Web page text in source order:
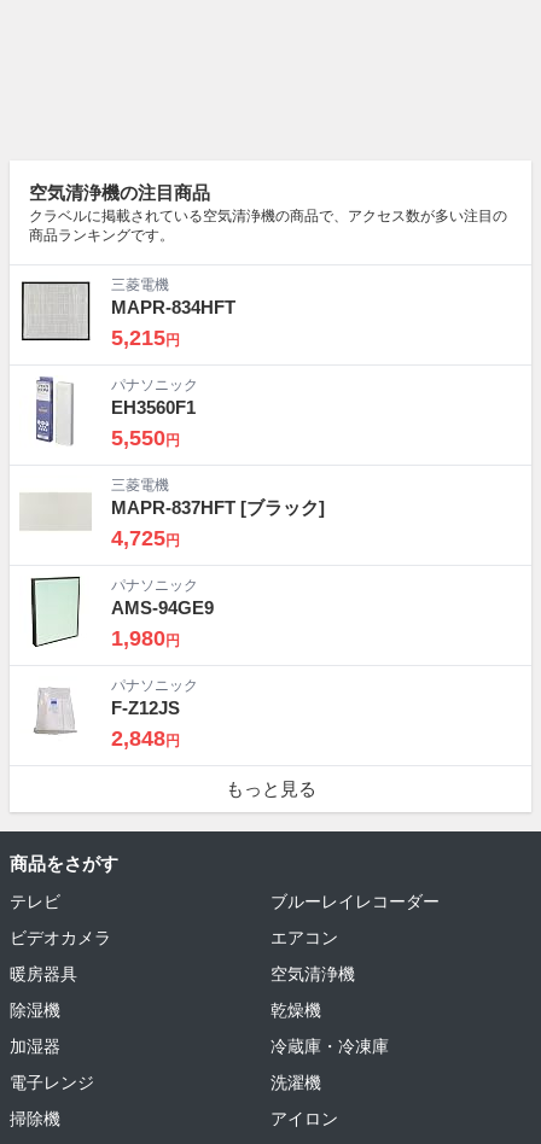
空気清浄機の注目商品
クラベルに掲載されている空気清浄機の商品で、アクセス数が多い注目の
商品ランキングです。
三菱電機
MAPR-834HFT
5,215円
パナソニック
EH3560F1
5,550円
三菱電機
MAPR-837HFT [ブラック]
4,725円
パナソニック
AMS-94GE9
1,980円
パナソニック
F-Z12JS
2,848円
もっと見る
商品をさがす
テレビ
ブルーレイレコーダー
ビデオカメラ
エアコン
暖房器具
空気清浄機
除湿機
乾燥機
加湿器
冷蔵庫・冷凍庫
電子レンジ
洗濯機
掃除機
アイロン